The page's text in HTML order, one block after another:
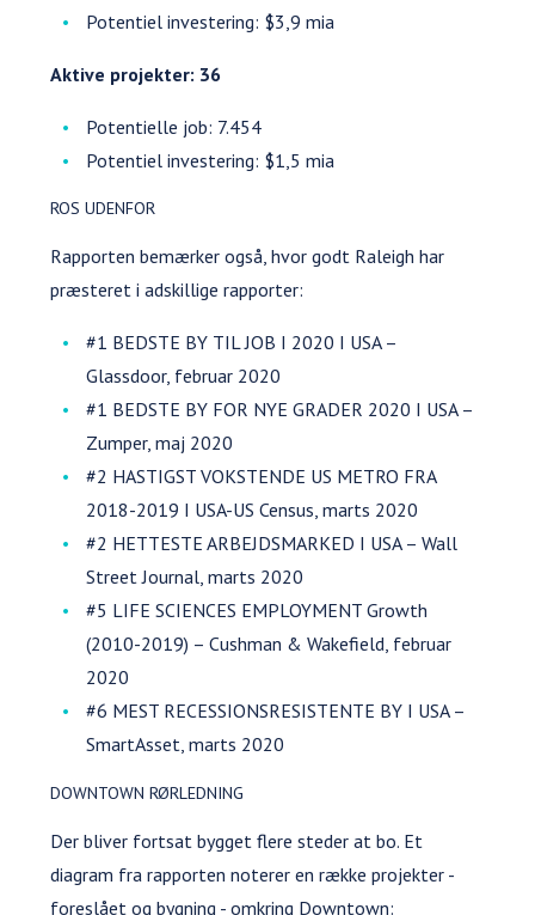
Potentiel investering: $3,9 mia
Aktive projekter: 36
Potentielle job: 7.454
Potentiel investering: $1,5 mia
ROS UDENFOR
Rapporten bemærker også, hvor godt Raleigh har
præsteret i adskillige rapporter:
#1 BEDSTE BY TIL JOB I 2020 I USA –
Glassdoor, februar 2020
#1 BEDSTE BY FOR NYE GRADER 2020 I USA –
Zumper, maj 2020
#2 HASTIGST VOKSTENDE US METRO FRA
2018-2019 I USA-US Census, marts 2020
#2 HETTESTE ARBEJDSMARKED I USA – Wall
Street Journal, marts 2020
#5 LIFE SCIENCES EMPLOYMENT Growth
(2010-2019) – Cushman & Wakefield, februar
2020
#6 MEST RECESSIONSRESISTENTE BY I USA –
SmartAsset, marts 2020
DOWNTOWN RØRLEDNING
Der bliver fortsat bygget flere steder at bo. Et
diagram fra rapporten noterer en række projekter -
foreslået og bygning - omkring Downtown: